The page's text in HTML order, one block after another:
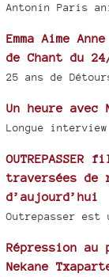
Antonin Paris
Emma Aime
de Chant du
25 ans de
Un heure avec
Longue interview
traversées de
d’aujourd’hui
Outrepasser est
Répression au
Nekane